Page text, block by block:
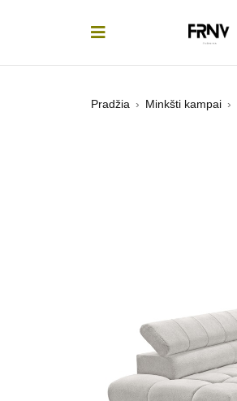
Pradžia › Minkšti kampai ›